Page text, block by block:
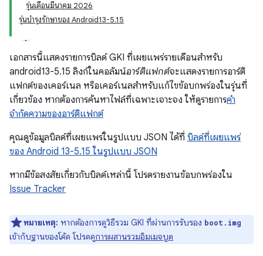
รุ่นเดือนมีนาคม 2026
รุ่นบำรุงรักษาของ Android13-5.15
เอกสารนี้แสดงรายการบิลด์ GKI ที่เผยแพร่รายเดือนสำหรับ
android13-5.15 ลิงก์ในคอลัมน์อาร์ติแฟกต์จะแสดงรายการอาร์ติ
แฟกต์ของเคอร์เนล หรือเคอร์เนลสำหรับแก้ไขข้อบกพร่องในรุ่นที่
เกี่ยวข้อง หากต้องการค้นหาไฟล์ที่เฉพาะเจาะจง ให้ดูรายการคำ
จำกัดความของอาร์ติแฟกต์
คุณดูข้อมูลบิลด์ที่เผยแพร่ในรูปแบบ JSON ได้ที่ บิลด์ที่เผยแพร่
ของ Android 13-5.15 ในรูปแบบ JSON
หากมีข้อสงสัยเกี่ยวกับบิลด์เหล่านี้ โปรดรายงานข้อบกพร่องใน
Issue Tracker
หมายเหตุ: หากต้องการดูวิธีรวม GKI ที่ผ่านการรับรอง boot.img
เข้ากับฐานของโค้ด โปรดดูการผสานรวมอิมเมจบูต